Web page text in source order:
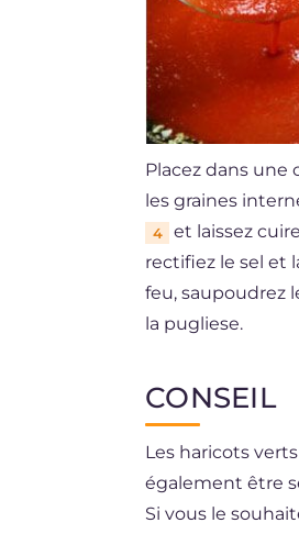
Placez dans une
les graines
4
et laissez
rectifiez le sel et
feu, saupoudrez
la pugliese.
CONSEIL
Les haricots
également être
Si vous le